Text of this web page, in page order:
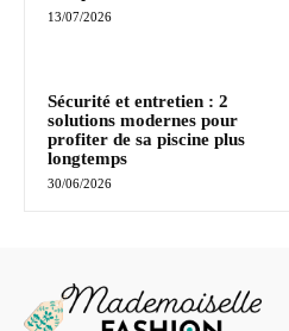
13/07/2026
Sécurité et entretien : 2
solutions modernes pour
profiter de sa piscine plus
longtemps
30/06/2026